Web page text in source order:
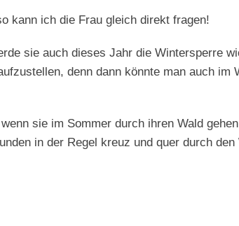
kann ich die Frau gleich direkt fragen!
sie auch dieses Jahr die Wintersperre
denn dann könnte man auch im
sie im Sommer durch ihren Wald gehen
in der Regel kreuz und quer durch den